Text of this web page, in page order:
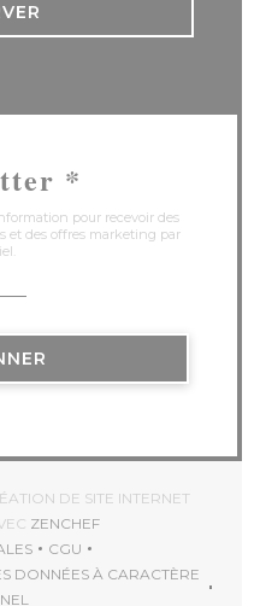
*
pour recevoir des
et des offres marketing par
DE SITE INTERNET
ZENCHEF((OUVRE UNE
UNE NOUVELLE FENÊTRE))
CGU
((OUVRE UNE NOUVELLE
DONNÉES À CARACTÈRE
UNE NOUVELLE FENÊTRE))